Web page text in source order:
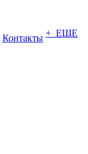
Контакты + ЕЩЕ